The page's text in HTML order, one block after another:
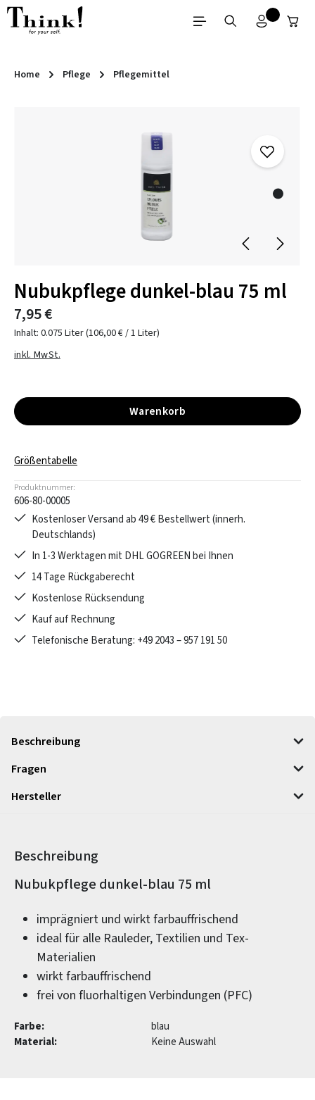
Zum Hauptinhalt springen
Home Pflege Pflegemittel
Nubukpflege dunkel-blau 75 ml
7,95 €
Inhalt: 0.075 Liter(106,00 € / 1 Liter)
inkl. MwSt.
Warenkorb
Größentabelle
Produktnummer:
606-80-00005
Kostenloser Versand ab 49 € Bestellwert (innerh.
Deutschlands)
In 1-3 Werktagen mit DHL GOGREEN bei Ihnen
14 Tage Rückgaberecht
Kostenlose Rücksendung
Kauf auf Rechnung
Telefonische Beratung: +49 2043 – 957 191 50
Beschreibung
Fragen
Hersteller
Beschreibung
Produktinformationen
Nubukpflege dunkel-blau 75 ml
imprägniert und wirkt farbauffrischend
ideal für alle Rauleder, Textilien und Tex-
Materialien
wirkt farbauffrischend
frei von fluorhaltigen Verbindungen (PFC)
Farbe:
blau
Material:
Keine Auswahl